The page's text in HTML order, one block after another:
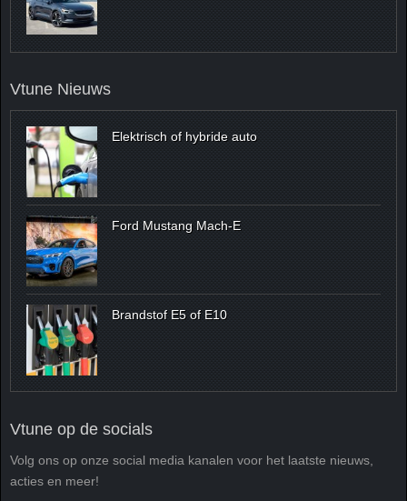
Vtune Nieuws
Elektrisch of hybride auto
Ford Mustang Mach-E
Brandstof E5 of E10
Vtune op de socials
Volg ons op onze social media kanalen voor het laatste nieuws,
acties en meer!